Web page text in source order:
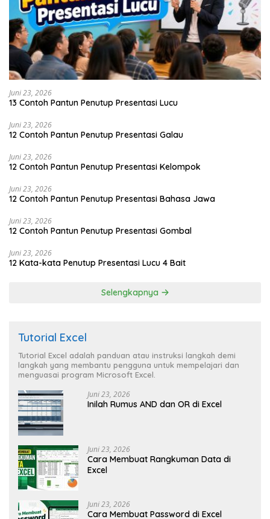
Juni 23, 2026
13 Contoh Pantun Penutup Presentasi Lucu
Juni 23, 2026
12 Contoh Pantun Penutup Presentasi Galau
Juni 23, 2026
12 Contoh Pantun Penutup Presentasi Kelompok
Juni 23, 2026
12 Contoh Pantun Penutup Presentasi Bahasa Jawa
Juni 23, 2026
12 Contoh Pantun Penutup Presentasi Gombal
Juni 23, 2026
12 Kata-kata Penutup Presentasi Lucu 4 Bait
Selengkapnya
Tutorial Excel
Tutorial Excel adalah panduan atau instruksi langkah demi
langkah yang membantu pengguna untuk mempelajari dan
menguasai program Microsoft Excel.
Juni 23, 2026
Inilah Rumus AND dan OR di Excel
Juni 23, 2026
Cara Membuat Rangkuman Data di
Excel
Juni 23, 2026
Cara Membuat Password di Excel